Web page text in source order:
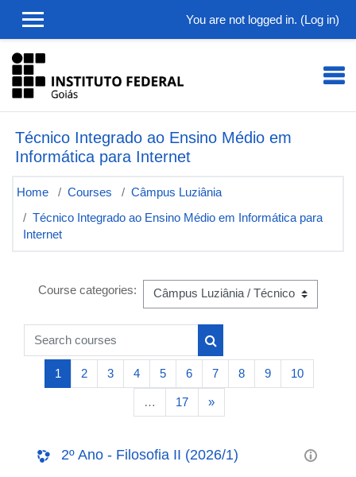
You are not logged in. (Log in)
Técnico Integrado ao Ensino Médio em
Informática para Internet
Home Courses
Câmpus Luziânia
Técnico Integrado ao Ensino Médio em Informática para
Internet
Course categories:
Search courses
Search courses
1 (current)
2 3 4 5 6 7 8 9 10
… 17 »Next page
2º Ano - Filosofia II (2026/1)